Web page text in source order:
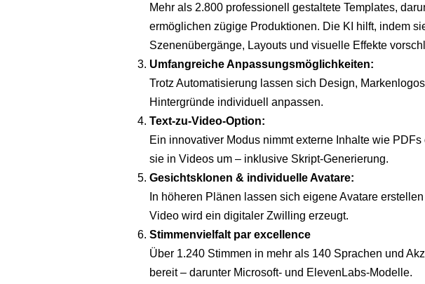
Mehr als 2.800 professionell gestaltete Templates,
ermöglichen zügige Produktionen. Die KI hilft, indem
Szenenübergänge, Layouts und visuelle Effekte
Umfangreiche Anpassungsmöglichkeiten:
Trotz Automatisierung lassen sich Design,
Hintergründe individuell anpassen.
Text-zu-Video-Option:
Ein innovativer Modus nimmt externe Inhalte wie
sie in Videos um – inklusive Skript-Generierung.
Gesichtsklonen & individuelle Avatare:
In höheren Plänen lassen sich eigene Avatare
Video wird ein digitaler Zwilling erzeugt.
Stimmenvielfalt par excellence
Über 1.240 Stimmen in mehr als 140 Sprachen und
bereit – darunter Microsoft- und ElevenLabs-Modelle.